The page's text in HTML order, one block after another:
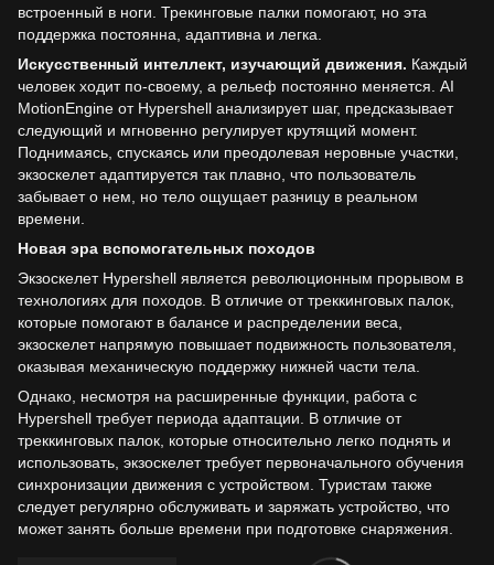
встроенный в ноги. Трекинговые палки помогают, но эта
поддержка постоянна, адаптивна и легка.
Искусственный интеллект, изучающий движения. Каждый
человек ходит по-своему, а рельеф постоянно меняется. AI
MotionEngine от Hypershell анализирует шаг, предсказывает
следующий и мгновенно регулирует крутящий момент.
Поднимаясь, спускаясь или преодолевая неровные участки,
экзоскелет адаптируется так плавно, что пользователь
забывает о нем, но тело ощущает разницу в реальном
времени.
Новая эра вспомогательных походов
Экзоскелет Hypershell является революционным прорывом в
технологиях для походов. В отличие от треккинговых палок,
которые помогают в балансе и распределении веса,
экзоскелет напрямую повышает подвижность пользователя,
оказывая механическую поддержку нижней части тела.
Однако, несмотря на расширенные функции, работа с
Hypershell требует периода адаптации. В отличие от
треккинговых палок, которые относительно легко поднять и
использовать, экзоскелет требует первоначального обучения
синхронизации движения с устройством. Туристам также
следует регулярно обслуживать и заряжать устройство, что
может занять больше времени при подготовке снаряжения.